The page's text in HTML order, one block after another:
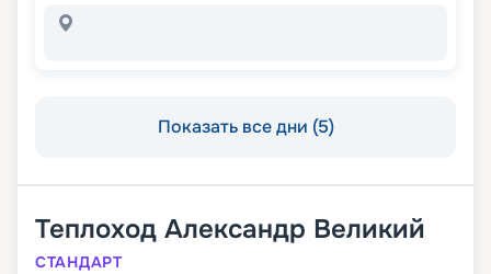
Показать все дни (5)
Теплоход Александр Великий
СТАНДАРТ